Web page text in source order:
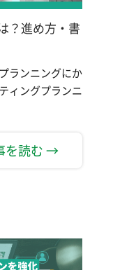
？進め方・書
ランニングにか
ィングプランニ
を読む →